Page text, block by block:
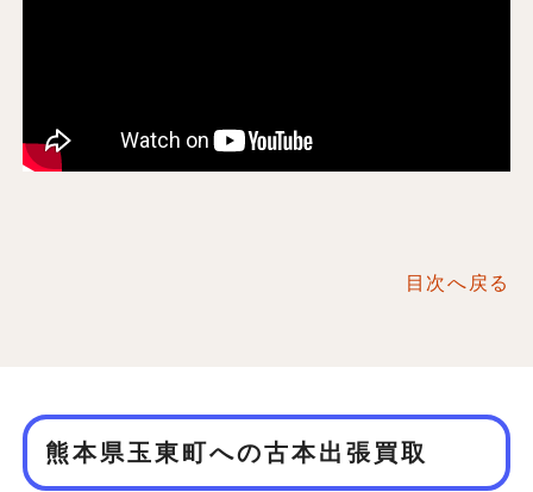
目次へ戻る
熊本県玉東町への古本出張買取